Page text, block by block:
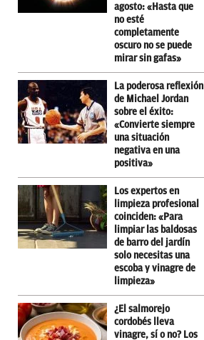
agosto: «Hasta que
no esté
completamente
oscuro no se puede
mirar sin gafas»
La poderosa reflexión
de Michael Jordan
sobre el éxito:
«Convierte siempre
una situación
negativa en una
positiva»
Los expertos en
limpieza profesional
coinciden: «Para
limpiar las baldosas
de barro del jardín
solo necesitas una
escoba y vinagre de
limpieza»
¿El salmorejo
cordobés lleva
vinagre, sí o no? Los